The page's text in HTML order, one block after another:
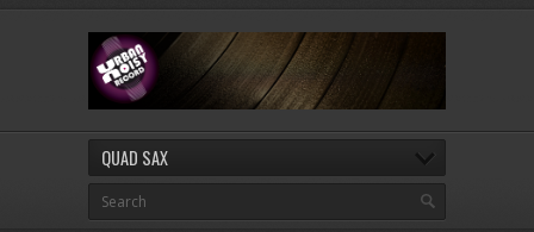
QUAD SAX